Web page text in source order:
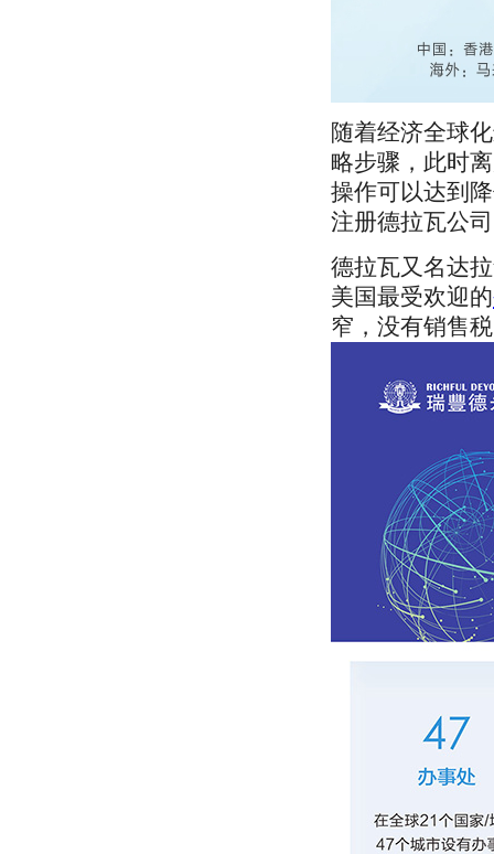
随着经济全球
略步骤，此时
操作可以达到
注册德拉瓦公
德拉瓦又名达
美国最受欢迎的
窄，没有销售